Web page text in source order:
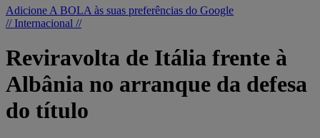
Adicione A BOLA às suas preferências do Google
// Internacional //
Reviravolta de Itália frente à
Albânia no arranque da defesa
do título